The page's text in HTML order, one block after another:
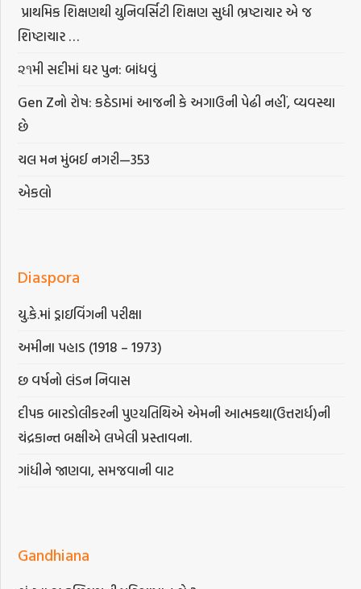
પ્રાથમિક શિક્ષણથી યુનિવર્સિટી શિક્ષણ સુધી ભ્રષ્ટાચાર એ જ
શિષ્ટાચાર …
૨૧મી સદીમાં ઘર પુન: બાંધવું
Gen Zનો રોષ: કઠેડામાં આજની કે અગાઉની પેઢી નહીં, વ્યવસ્થા
છે
ચલ મન મુંબઈ નગરી—353
એકલો
Diaspora
યુ.કે.માં ડ્રાઇવિંગની પરીક્ષા
અમીના પહાડ (1918 – 1973)
છ વર્ષનો લંડન નિવાસ
દીપક બારડોલીકરની પુણ્યતિથિએ એમની આત્મકથા(ઉત્તરાર્ધ)ની
ચંદ્રકાન્ત બક્ષીએ લખેલી પ્રસ્તાવના.
ગાંધીને જાણવા, સમજવાની વાટ
Gandhiana